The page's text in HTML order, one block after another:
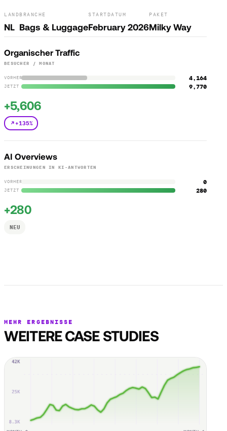
LAND
NL
BRANCHE
Bags & Luggage
STARTDATUM
February 2026
PAKET
Milky Way
Organischer Traffic
BESUCHER / MONAT
VORHER 4,164
JETZT 9,770
+5,606
+135%
AI Overviews
ERSCHEINUNGEN IN KI-ANTWORTEN
VORHER 0
JETZT 280
+280
NEU
MEHR ERGEBNISSE
WEITERE CASE STUDIES